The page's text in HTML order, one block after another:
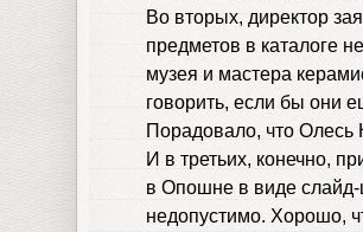
Во вторых, директор
предметов в каталоге
музея и мастера
говорить, если бы они
Порадовало, что Олесь
И в третьих, конечно,
в Опошне в виде слайд-
недопустимо. Хорошо,